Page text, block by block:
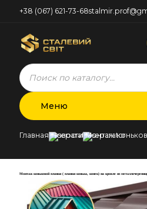
+38 (067) 621-73-68
Products
search
Меню
Главная Новости Монтаж
Монтаж коньковой планки ( планки конька, конек) на кровле из